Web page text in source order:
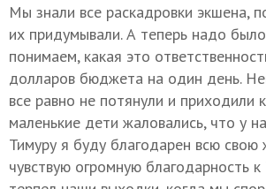
Мы знали все раскадровки экшена,
их придумывали. А теперь надо
понимаем, какая это
долларов бюджета на один день.
все равно не потянули и приходили
маленькие дети жаловались, что у
Тимуру я буду благодарен всю свою
чувствую огромную благодарность